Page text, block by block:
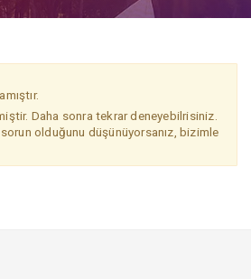
Daha sonra tekrar deneyebilrisiniz.
olduğunu düşünüyorsanız, bizimle